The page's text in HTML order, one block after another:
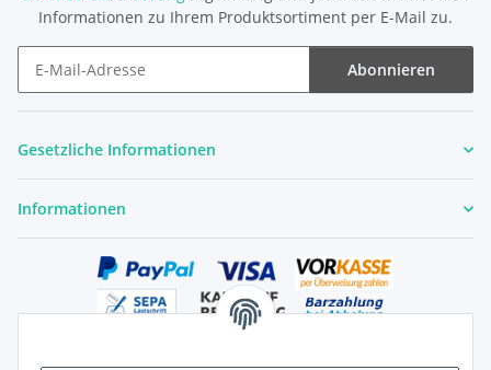
Informationen zu Ihrem Produktsortiment per E-Mail zu.
Abonnieren
Gesetzliche Informationen
Informationen